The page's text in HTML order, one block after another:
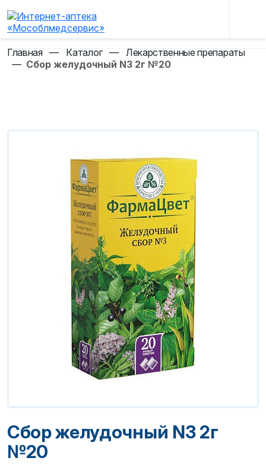
Главная — Каталог — Лекарственные препараты
— Сбор желудочный N3 2г №20
Сбор желудочный N3 2г
№20